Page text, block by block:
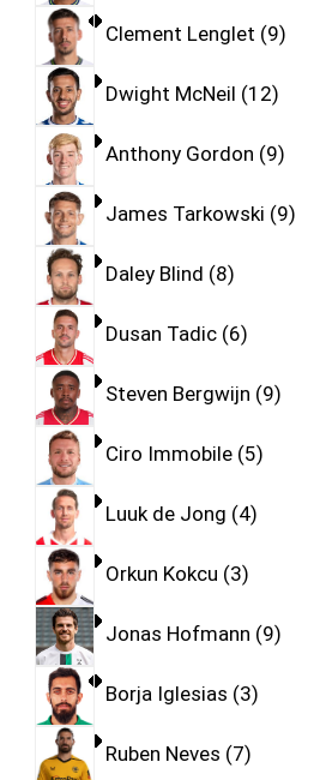
Clement Lenglet 9
Dwight McNeil 12
Anthony Gordon 9
James Tarkowski 9
Daley Blind 8
Dusan Tadic 6
Steven Bergwijn 9
Ciro Immobile 5
Luuk de Jong 4
Orkun Kokcu 3
Jonas Hofmann 9
Borja Iglesias 3
Ruben Neves 7